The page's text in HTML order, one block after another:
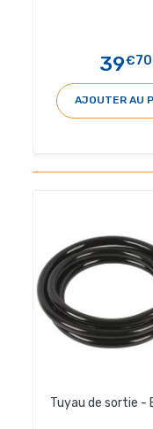
39€70
AJOUTER AU
Tuyau de sortie -